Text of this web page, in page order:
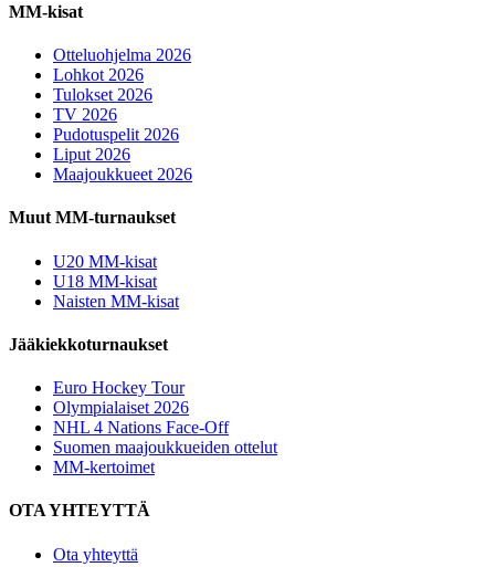
MM-kisat
Otteluohjelma 2026
Lohkot 2026
Tulokset 2026
TV 2026
Pudotuspelit 2026
Liput 2026
Maajoukkueet 2026
Muut MM-turnaukset
U20 MM-kisat
U18 MM-kisat
Naisten MM-kisat
Jääkiekkoturnaukset
Euro Hockey Tour
Olympialaiset 2026
NHL 4 Nations Face-Off
Suomen maajoukkueiden ottelut
MM-kertoimet
OTA YHTEYTTÄ
Ota yhteyttä